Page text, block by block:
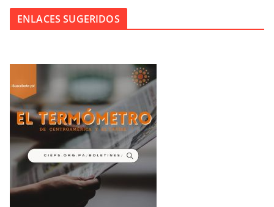
ENLACES SUGERIDOS